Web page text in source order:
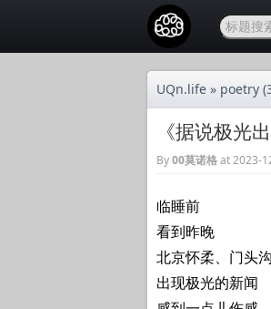
UQn.life » poetry
《据说极光
By00莫诺格at 2023-
临睡前
看到昨晚
北京怀柔、门头
出现极光的新闻